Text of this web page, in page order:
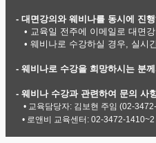
- 대면강의와 웨비나를 동시에 진
• 교육일 전주에 이메일로 대면
• 웨비나로 수강하실 경우, 실시
- 웨비나로 수강을 희망하시는 분
- 웨비나 수강과 관련하여 문의 사
• 교육담당자: 김보현 주임 (02-
• 로앤비 교육센터: 02-3472-1410~2